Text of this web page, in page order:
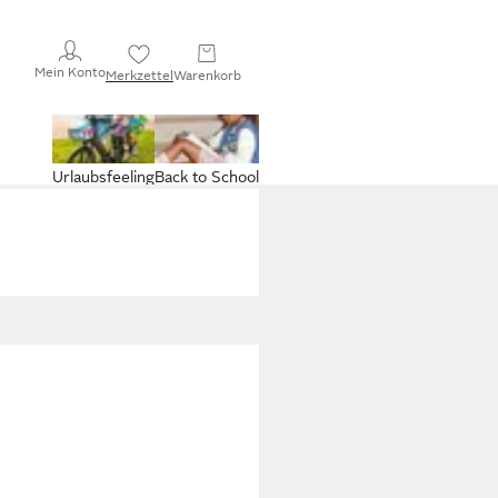
Mein KontoMerkzettelWarenkorb
Back to School
Urlaubsfeeling